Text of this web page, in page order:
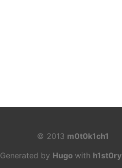
© 2013 m0t0k1ch1
Generated by Hugo with h1st0ry